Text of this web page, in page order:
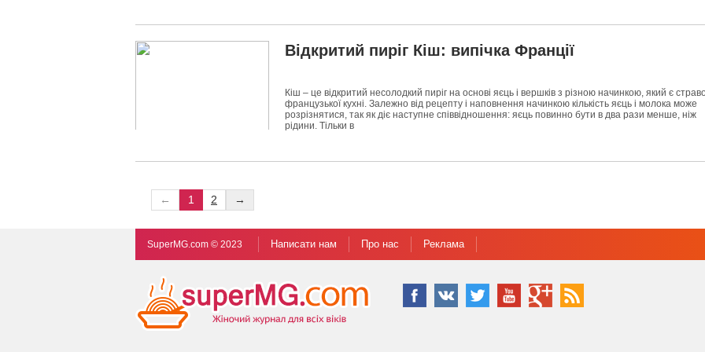
Відкритий пиріг Кіш: випічка Франції
Кіш – це відкритий несолодкий пиріг на основі яєць і вершків з різною начинкою, який є
французької кухні. Залежно від рецепту і наповнення начинкою кількість яєць і молока може
розрізнятися, так як діє наступне співвідношення: яєць повинно бути в два рази менше, ніж
рідини. Тільки в
← 1 2 →
SuperMG.com © 2023 Написати нам Про нас Реклама